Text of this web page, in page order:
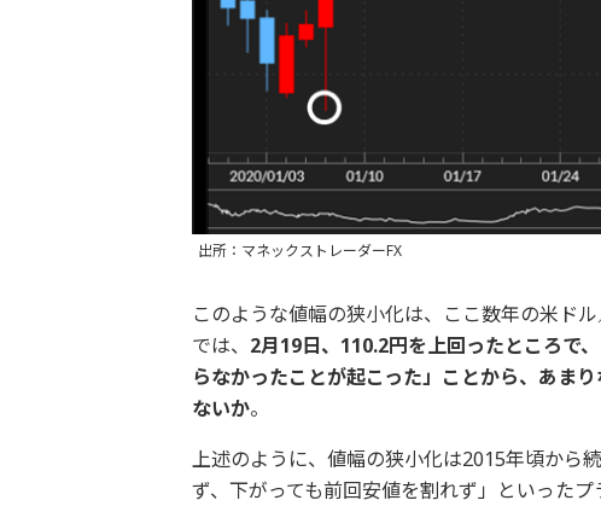
出所：マネックストレーダーFX
このような値幅の狭小化は、ここ数年の米ド
では、 2月19日、110.2円を上回ったところで
らなかったことが起こった」ことから、あま
ないか。
上述のように、値幅の狭小化は2015年頃から
ず、下がっても前回安値を割れず」といった